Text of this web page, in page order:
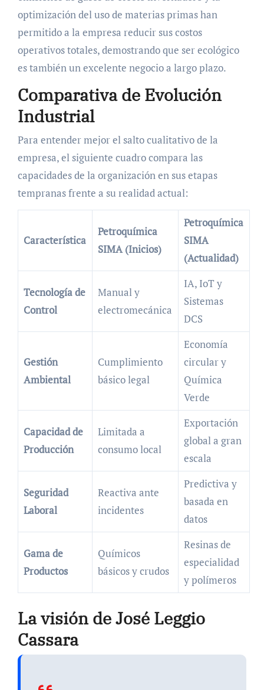
optimización del uso de materias primas han
permitido a la empresa reducir sus costos
operativos totales, demostrando que ser ecológico
es también un excelente negocio a largo plazo.
Comparativa de Evolución
Industrial
Para entender mejor el salto cualitativo de la
empresa, el siguiente cuadro compara las
capacidades de la organización en sus etapas
tempranas frente a su realidad actual:
Característica
Petroquímica
SIMA (Inicios)
Petroquímica
SIMA
(Actualidad)
Tecnología de
Control
Manual y
electromecánica
IA, IoT y
Sistemas
DCS
Gestión
Ambiental
Cumplimiento
básico legal
Economía
circular y
Química
Verde
Capacidad de
Producción
Limitada a
consumo local
Exportación
global a gran
escala
Seguridad
Laboral
Reactiva ante
incidentes
Predictiva y
basada en
datos
Gama de
Productos
Químicos
básicos y crudos
Resinas de
especialidad
y polímeros
La visión de José Leggio
Cassara